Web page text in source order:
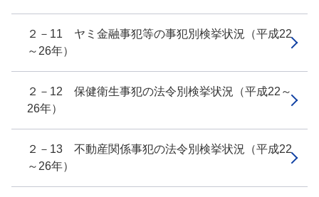
２－11 ヤミ金融事犯等の事犯別検挙状況（平成22
～26年）
２－12 保健衛生事犯の法令別検挙状況（平成22～
26年）
２－13 不動産関係事犯の法令別検挙状況（平成22
～26年）